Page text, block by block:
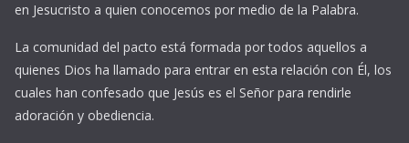
en Jesucristo a quien conocemos por medio de la Palabra.
La comunidad del pacto está formada por todos aquellos a
quienes Dios ha llamado para entrar en esta relación con Él, los
cuales han confesado que Jesús es el Señor para rendirle
adoración y obediencia.